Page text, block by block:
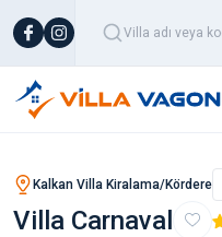
Kalkan Villa Kiralama/Kördere
Villa Carnaval